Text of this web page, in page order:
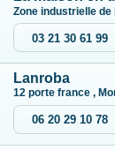
Zone industrielle
03 21 30 61 99
Lanroba
12 porte france ,
06 20 29 10 78